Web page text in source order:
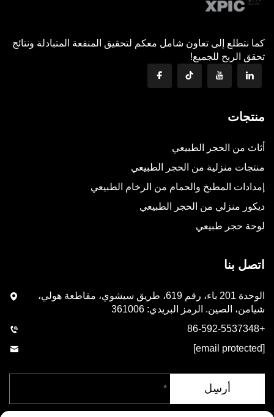
كما نتطلع إلى تعاون شامل معكم لتحقيق المنفعة المتبادلة ونتائج
تحقق الربح للجميع!
منتجات
أثاث من الحجر الطبيعي
منتجات منزلية من الحجر الطبيعي
إمدادات المطبخ والحمام من الرخام الطبيعي
ديكور منزلي من الحجر الطبيعي
لوحة حجر طبيعي
اتصل بنا
الوحدة 201 باء، رقم 619، طريق سيشوي، مقاطعة هولي،
شيامن، الصين. الرمز البريدي: 361006
+86-592-5537348
[email protected]
أرسِل